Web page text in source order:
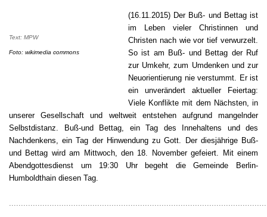
Text: MPW
Foto: wikimedia commons
(16.11.2015) Der Buß- und Bettag ist
im Leben vieler Christinnen und
Christen nach wie vor tief verwurzelt.
So ist am Buß- und Bettag der Ruf
zur Umkehr, zum Umdenken und zur
Neuorientierung nie verstummt. Er ist
ein unverändert aktueller Feiertag:
Viele Konflikte mit dem Nächsten, in
unserer Gesellschaft und weltweit entstehen aufgrund mangelnder
Selbstdistanz. Buß-und Bettag, ein Tag des Innehaltens und des
Nachdenkens, ein Tag der Hinwendung zu Gott. Der diesjährige Buß-
und Bettag wird am Mittwoch, den 18. November gefeiert. Mit einem
Abendgottesdienst um 19:30 Uhr begeht die Gemeinde Berlin-
Humboldthain diesen Tag.